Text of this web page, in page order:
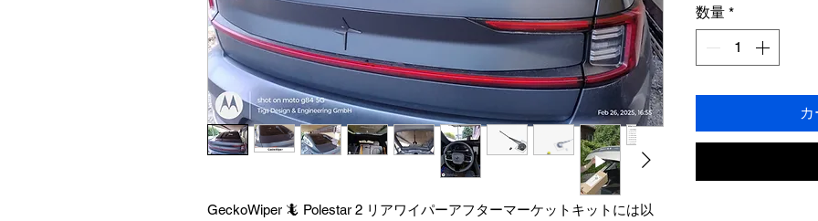
GeckoWiper 🦎 Polestar 2 リアワイパーアフターマーケットキットには以
数量 *